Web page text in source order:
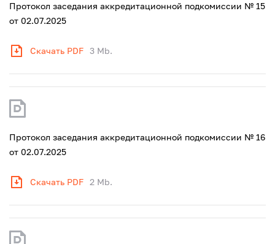
Протокол заседания аккредитационной подкомиссии № 15
от 02.07.2025
Скачать PDF 3 Mb.
Протокол заседания аккредитационной подкомиссии № 16
от 02.07.2025
Скачать PDF 2 Mb.